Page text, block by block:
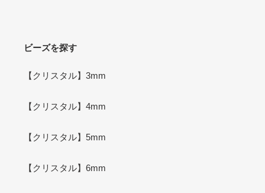
ビーズを探す
【クリスタル】3mm
【クリスタル】4mm
【クリスタル】5mm
【クリスタル】6mm